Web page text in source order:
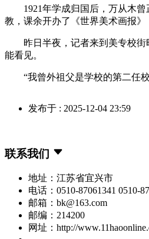
1921年学成归国后，万从木曾
教，课余开办了《世界美术画报
昨日半夜，记者来到美专校街
能看见。
“我曾外祖父是学校的第二任校
发布于 : 2025-12-04 23:59
联系我们
地址：江苏省宜兴市
电话：0510-87061341 0510-
邮箱：bk@163.com
邮编：214200
网址：http://